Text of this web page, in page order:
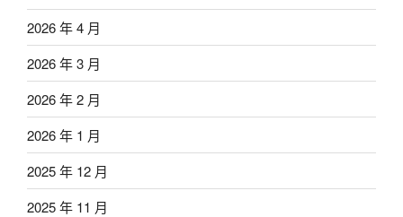
2026 年 4 月
2026 年 3 月
2026 年 2 月
2026 年 1 月
2025 年 12 月
2025 年 11 月